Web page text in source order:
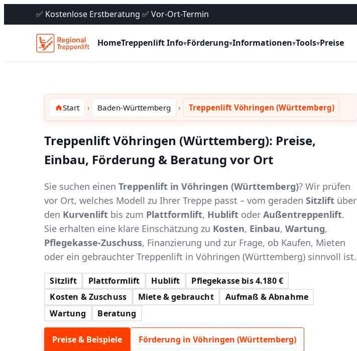
✅ Kostenlose Erstberatung ✅ Vor-Ort-Termin
HomeTreppenlift Info▾Förderung▾Informationen▾Tools▾Preise
Start Baden-Württemberg Treppenlift Vöhringen (Württemberg)
Treppenlift Vöhringen (Württemberg): Preise,
Einbau, Förderung & Beratung vor Ort
Sie suchen einen Treppenlift in Vöhringen (Württemberg)? Wir prüfen
vor Ort, welches Modell zu Ihrer Treppe passt – vom geraden Sitzlift über
den Kurvenlift bis zum Plattformlift, Hublift oder Außentreppenlift.
Sie erhalten eine klare Einschätzung zu Kosten, Einbau, Wartung,
Pflegekasse-Zuschuss, Finanzierung und zur Frage, ob Kaufen, Mieten
oder ein gebrauchter Treppenlift in Vöhringen (Württemberg) sinnvoll ist.
Sitzlift Plattformlift Hublift
Pflegekasse bis 4.180 €
Kosten & Zuschuss
Miete & gebraucht
Aufmaß & Abnahme
Wartung
Beratung
Preise & Beispiele Förderung in Vöhringen (Württemberg)